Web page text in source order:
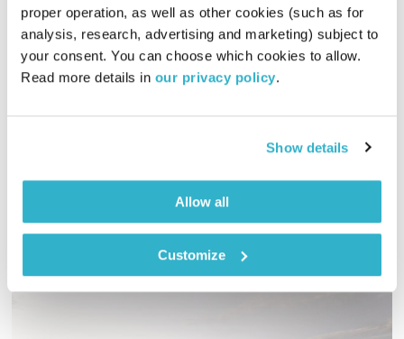
proper operation, as well as other cookies (such as for
analysis, research, advertising and marketing) subject to
your consent. You can choose which cookies to allow.
Read more details in our privacy policy.
Show details
Allow all
Customize
תחושת בטן
זהר צמח וילסון וד"ר מוטי לוי
01.12.14
00:57:59
אודיו